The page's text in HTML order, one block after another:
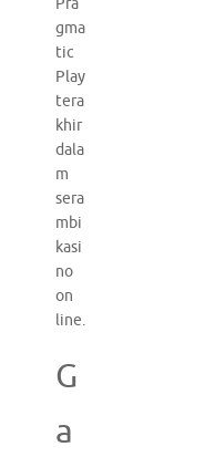
Pra
gma
tic
Play
tera
khir
dala
m
sera
mbi
kasi
no
on
line.
G
a